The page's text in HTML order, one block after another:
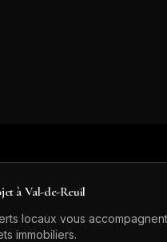
à Val-de-Reuil
locaux vous
immobiliers.